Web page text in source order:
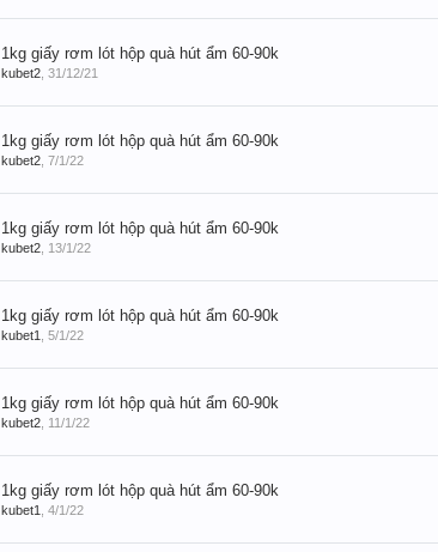
1kg giấy rơm lót hộp quà hút ẩm 60-90k
kubet2 31/12/21
1kg giấy rơm lót hộp quà hút ẩm 60-90k
kubet2 7/1/22
1kg giấy rơm lót hộp quà hút ẩm 60-90k
kubet2 13/1/22
1kg giấy rơm lót hộp quà hút ẩm 60-90k
kubet1 5/1/22
1kg giấy rơm lót hộp quà hút ẩm 60-90k
kubet2 11/1/22
1kg giấy rơm lót hộp quà hút ẩm 60-90k
kubet1 4/1/22